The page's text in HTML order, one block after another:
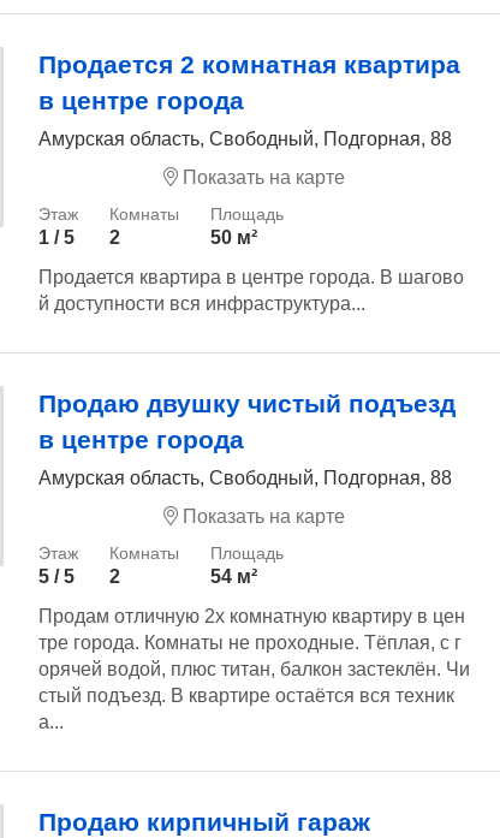
Продается 2 комнатная квартира
в центре города
Амурская область, Свободный, Подгорная, 88
Показать на карте
1 / 5 2
50 м²
Продается квартира в центре города. В шагово
й доступности вся инфраструктура...
Продаю двушку чистый подъезд
в центре города
Амурская область, Свободный, Подгорная, 88
Показать на карте
5 / 5 2
54 м²
Продам отличную 2х комнатную квартиру в цен
тре города. Комнаты не проходные. Тёплая, с г
орячей водой, плюс титан, балкон застеклён. Чи
стый подъезд. В квартире остаётся вся техник
а...
Продаю кирпичный гараж